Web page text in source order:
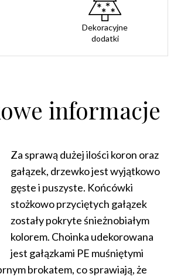
Dekoracyjne
dodatki
informacje
Za sprawą dużej ilości koron oraz
gałązek, drzewko jest wyjątkowo
gęste i puszyste. Końcówki
stożkowo przyciętych gałązek
zostały pokryte śnieżnobiałym
kolorem. Choinka udekorowana
jest gałązkami PE muśniętymi
brokatem, co sprawiają, że